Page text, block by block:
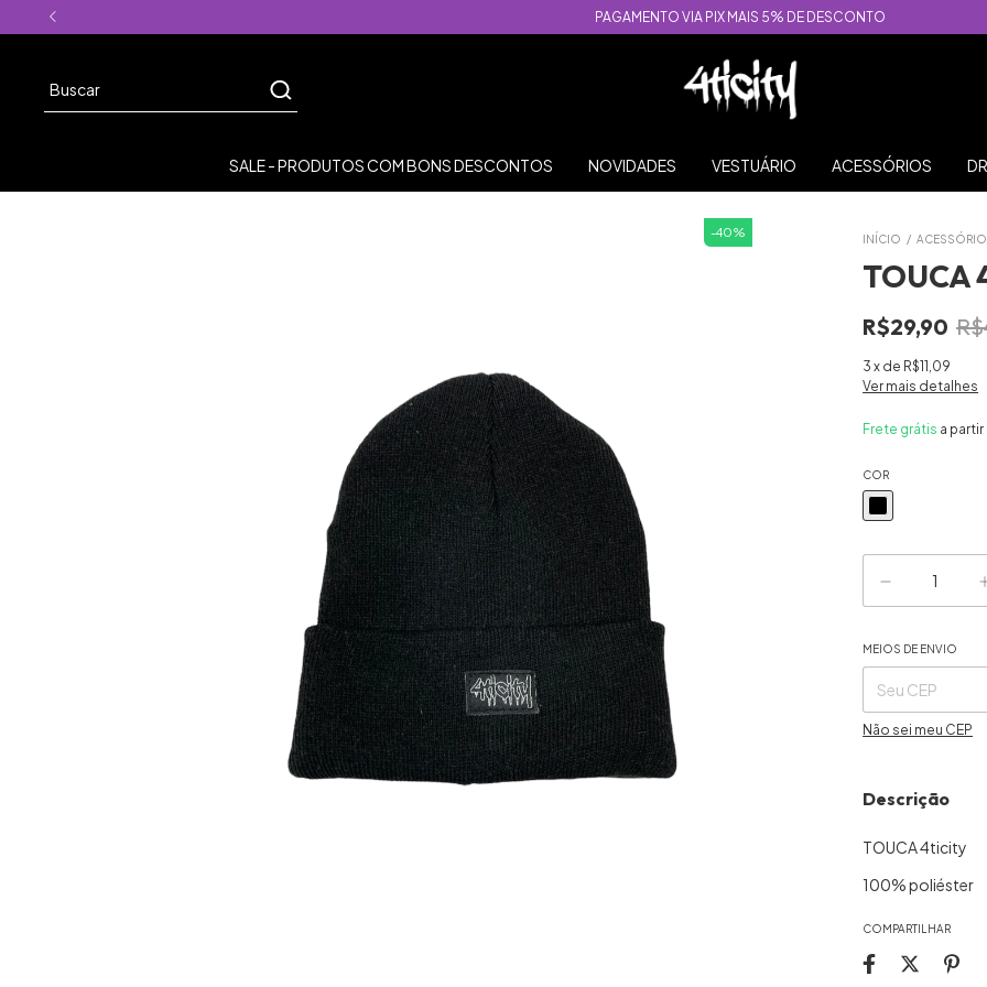
PAGAMENTO VIA PIX MAIS 5% DE DESCONTO
SALE - PRODUTOS COM BONS DESCONTOS NOVIDADES VESTUÁRIO ACESSÓRIOS
-40% INÍCIO /
TOUCA
R$29,90
3 x de R$11,09
Ver mais detalhes
Frete grátis a partir
COR
Entregas para o
MEIOS DE ENVIO
Não sei meu CEP
Descrição
TOUCA 4ticity
100% poliéster
COMPARTILHAR